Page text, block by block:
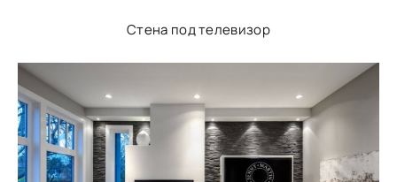
Стена под телевизор